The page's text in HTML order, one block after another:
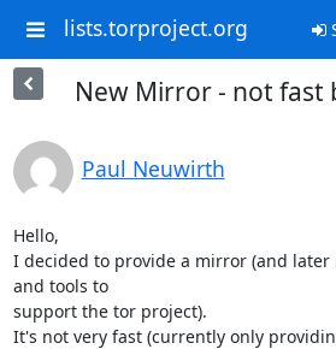
lists.torproject.org
New Mirror - not fast
Paul Neuwirth
Hello,
I decided to provide a mirror (and later
and tools to
support the tor project).
It's not very fast (currently only